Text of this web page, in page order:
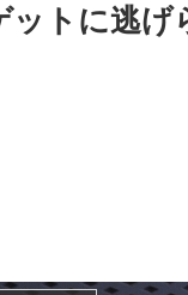
ットに逃げ